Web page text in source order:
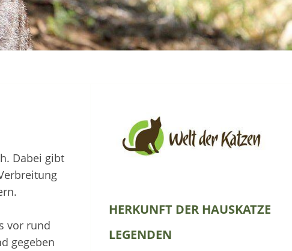
Dabei gibt
vor rund
gegeben
HERKUNFT DER HAUSKATZE
LEGENDEN